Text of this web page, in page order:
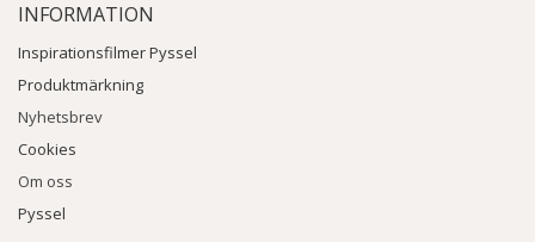
INFORMATION
Inspirationsfilmer Pyssel
Produktmärkning
Nyhetsbrev
Cookies
Om oss
Pyssel